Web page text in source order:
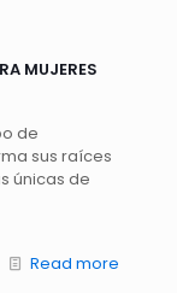
MUJERES
de
sus raíces
únicas de
Read more